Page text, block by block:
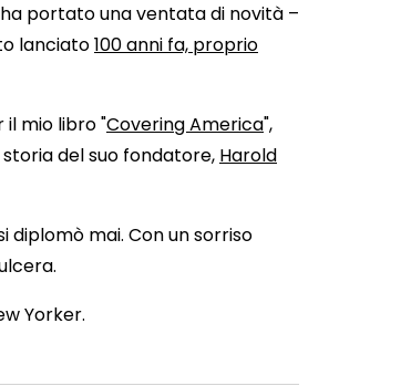
portato una ventata di novità –
lanciato100 anni fa, proprio
mio libro "Covering America",
del suo fondatore, Harold
diplomò mai. Con un sorriso
Yorker.